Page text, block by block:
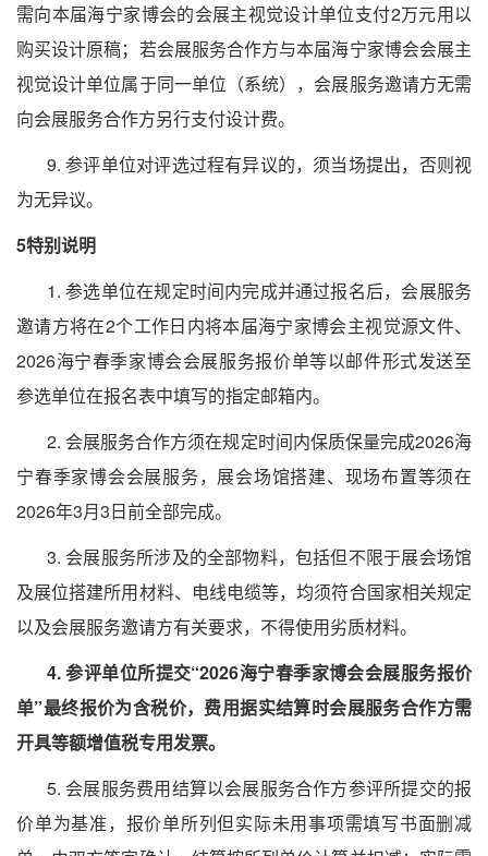
需向本届海宁家博会的会展主视觉设计单位支付2万元用以
购买设计原稿；若会展服务合作方与本届海宁家博会会展主
视觉设计单位属于同一单位（系统），会展服务邀请方无需
向会展服务合作方另行支付设计费。
9. 参评单位对评选过程有异议的，须当场提出，否则视
为无异议。
5特别说明
1. 参选单位在规定时间内完成并通过报名后，会展服务
邀请方将在2个工作日内将本届海宁家博会主视觉源文件、
2026海宁春季家博会会展服务报价单等以邮件形式发送至
参选单位在报名表中填写的指定邮箱内。
2. 会展服务合作方须在规定时间内保质保量完成2026海
宁春季家博会会展服务，展会场馆搭建、现场布置等须在
2026年3月3日前全部完成。
3. 会展服务所涉及的全部物料，包括但不限于展会场馆
及展位搭建所用材料、电线电缆等，均须符合国家相关规定
以及会展服务邀请方有关要求，不得使用劣质材料。
4. 参评单位所提交“2026海宁春季家博会会展服务报价
单”最终报价为含税价，费用据实结算时会展服务合作方需
开具等额增值税专用发票。
5. 会展服务费用结算以会展服务合作方参评所提交的报
价单为基准，报价单所列但实际未用事项需填写书面删减